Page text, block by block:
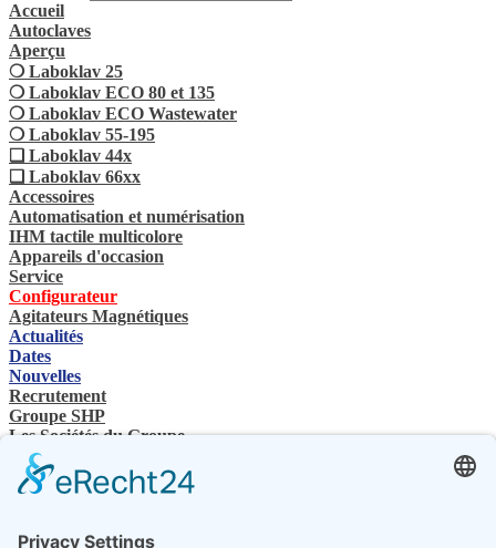
Accueil
Autoclaves
Aperçu
❍ Laboklav 25
❍ Laboklav ECO 80 et 135
❍ Laboklav ECO Wastewater
❍ Laboklav 55-195
❏ Laboklav 44x
❏ Laboklav 66xx
Accessoires
Automatisation et numérisation
IHM tactile multicolore
Appareils d'occasion
Service
Configurateur
Agitateurs Magnétiques
Actualités
Dates
Nouvelles
Recrutement
Groupe SHP
Les Sociétés du Groupe
Contacts
Nous contactez
Revendeurs spécialisés
Téléchargements SHP